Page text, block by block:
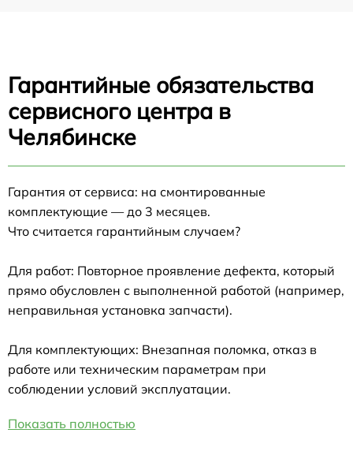
Гарантийные обязательства
сервисного центра в
Челябинске
Гарантия от сервиса: на смонтированные
комплектующие — до 3 месяцев.
Что считается гарантийным случаем?
Для работ: Повторное проявление дефекта, который
прямо обусловлен с выполненной работой (например,
неправильная установка запчасти).
Для комплектующих: Внезапная поломка, отказ в
работе или техническим параметрам при
соблюдении условий эксплуатации.
Показать полностью